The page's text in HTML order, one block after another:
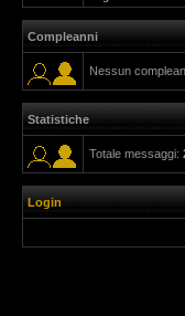
Compleanni
Nessun
Statistiche
Totale messaggi:
Login